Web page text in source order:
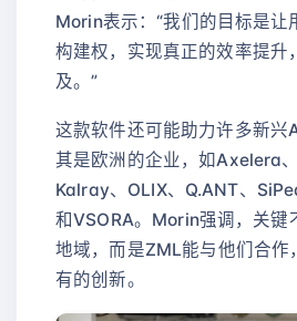
Morin表示：“我们的目标是让
构建权，实现真正的效率提升
及。”
这款软件还可能助力许多新兴
其是欧洲的企业，如Axelera
Kalray、OLIX、Q.ANT、
和VSORA。Morin强调，关键
地域，而是ZML能与他们合作
有的创新。